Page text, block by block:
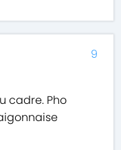
cadre. Pho
9